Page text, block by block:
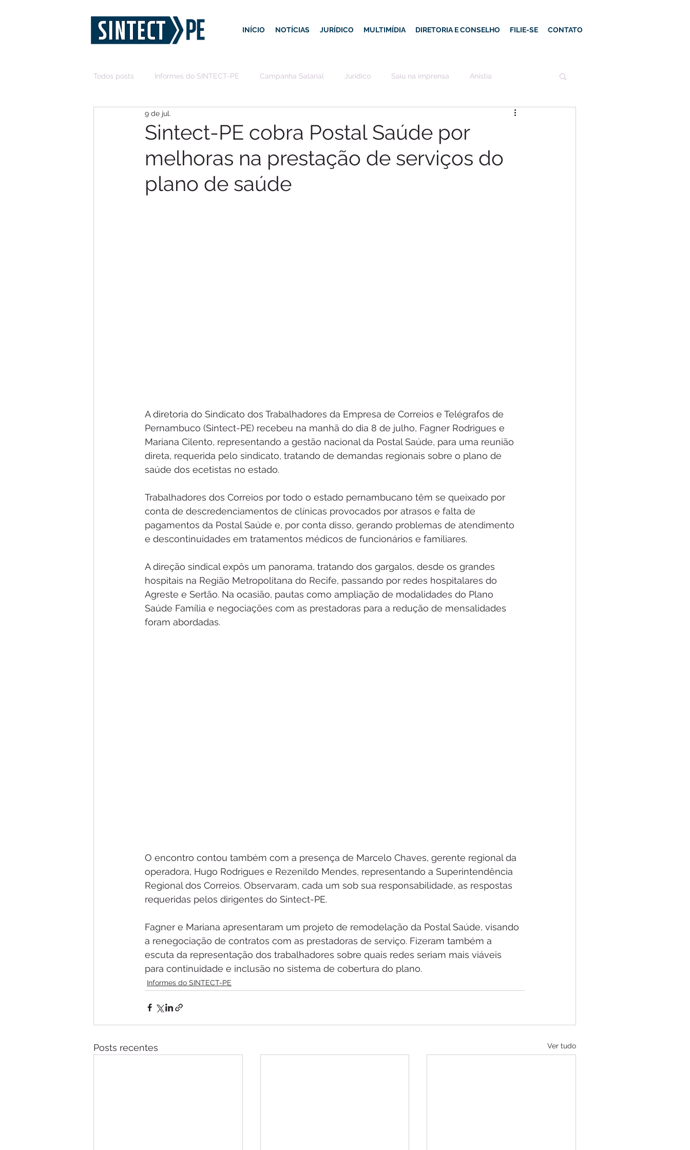
INÍCIO NOTÍCIAS JURÍDICO MULTIMÍDIA DIRETORIA E CONSELHO FILIE-SE CONTATO
Todos posts Informes do SINTECT-PE Campanha Salarial Jurídico Saiu na imprensa Anistia
Sintect-PE cobra Postal Saúde por
melhoras na prestação de serviços do
plano de saúde
9 de jul.
A diretoria do Sindicato dos Trabalhadores da Empresa de Correios e Telégrafos de
Pernambuco (Sintect-PE) recebeu na manhã do dia 8 de julho, Fagner Rodrigues e
Mariana Cilento, representando a gestão nacional da Postal Saúde, para uma reunião
direta, requerida pelo sindicato, tratando de demandas regionais sobre o plano de
saúde dos ecetistas no estado.
Trabalhadores dos Correios por todo o estado pernambucano têm se queixado por
conta de descredenciamentos de clínicas provocados por atrasos e falta de
pagamentos da Postal Saúde e, por conta disso, gerando problemas de atendimento
e descontinuidades em tratamentos médicos de funcionários e familiares.
A direção sindical expôs um panorama, tratando dos gargalos, desde os grandes
hospitais na Região Metropolitana do Recife, passando por redes hospitalares do
Agreste e Sertão. Na ocasião, pautas como ampliação de modalidades do Plano
Saúde Família e negociações com as prestadoras para a redução de mensalidades
foram abordadas.
O encontro contou também com a presença de Marcelo Chaves, gerente regional da
operadora, Hugo Rodrigues e Rezenildo Mendes, representando a Superintendência
Regional dos Correios. Observaram, cada um sob sua responsabilidade, as respostas
requeridas pelos dirigentes do Sintect-PE.
Fagner e Mariana apresentaram um projeto de remodelação da Postal Saúde, visando
a renegociação de contratos com as prestadoras de serviço. Fizeram também a
escuta da representação dos trabalhadores sobre quais redes seriam mais viáveis
para continuidade e inclusão no sistema de cobertura do plano.
Informes do SINTECT-PE
Posts recentes Ver tudo